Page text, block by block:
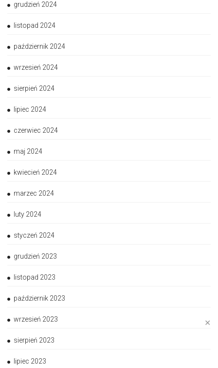
✕
grudzień 2024
listopad 2024
październik 2024
wrzesień 2024
sierpień 2024
lipiec 2024
czerwiec 2024
maj 2024
kwiecień 2024
marzec 2024
luty 2024
styczeń 2024
grudzień 2023
listopad 2023
październik 2023
wrzesień 2023
sierpień 2023
lipiec 2023